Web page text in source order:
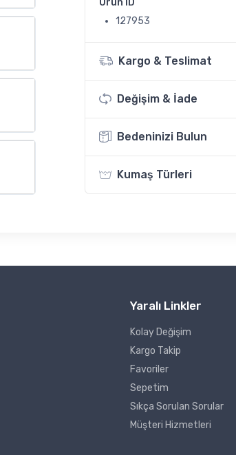
127953
Kargo & Teslimat
Değişim & İade
Bedeninizi Bulun
Kumaş Türleri
Yaralı Linkler
Kolay Değişim
Kargo Takip
Favoriler
Sepetim
Sıkça Sorulan Sorular
Müşteri Hizmetleri